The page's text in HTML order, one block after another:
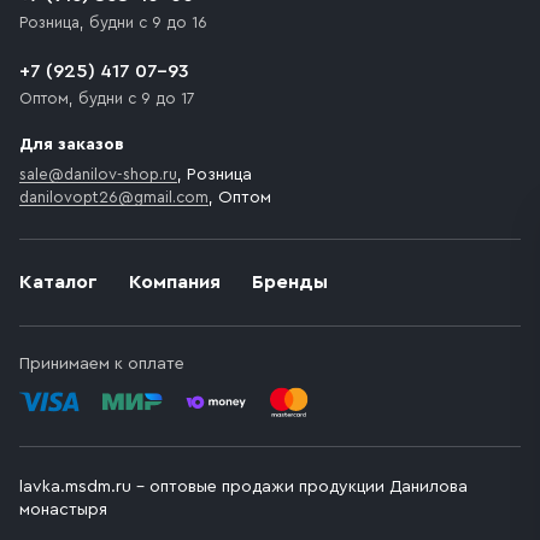
необходимо компенсировать стоимость въезда
Каталог Компания Бренды
Принимаем к оплате
Розница, будни с 9 до 16
+7 (925) 417 07-93
Оптом, будни с 9 до 17
Для заказов
sale@danilov-shop.ru, Розница
danilovopt26@gmail.com, Оптом
lavka.msdm.ru – оптовые продажи продукции Данилова
монастыря